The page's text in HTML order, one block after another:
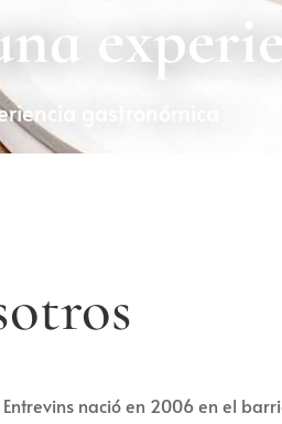
gastronómica
nació en 2006 en el